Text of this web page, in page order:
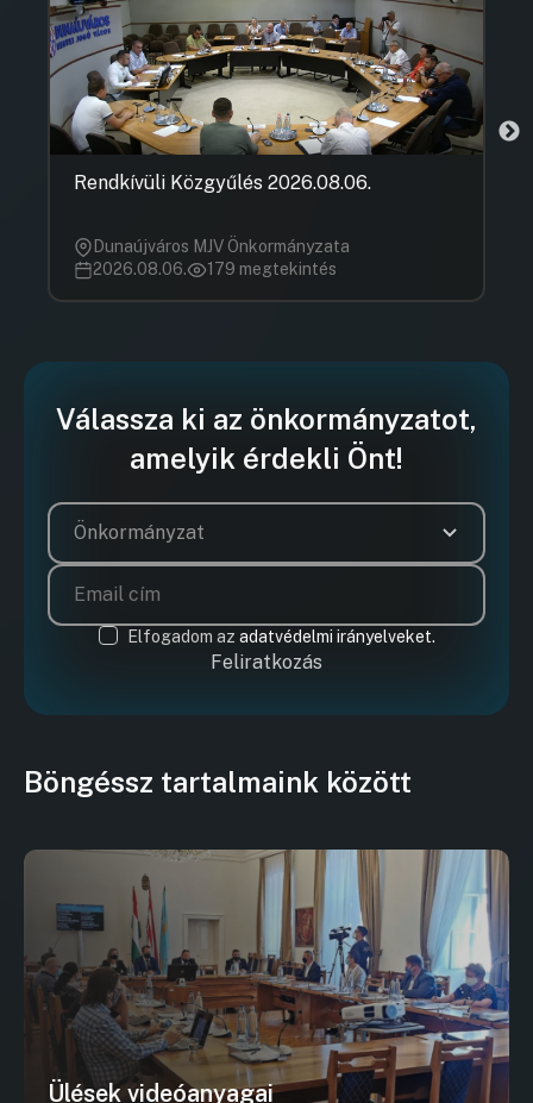
Rendkívüli Közgyűlés 2026.08.06.
Dunaújváros MJV Önkormányzata
2026.08.06.
179 megtekintés
Válassza ki az önkormányzatot,
amelyik érdekli Önt!
Önkormányzat
Elfogadom az adatvédelmi irányelveket.
Feliratkozás
Böngéssz tartalmaink között
Ülések videóanyagai